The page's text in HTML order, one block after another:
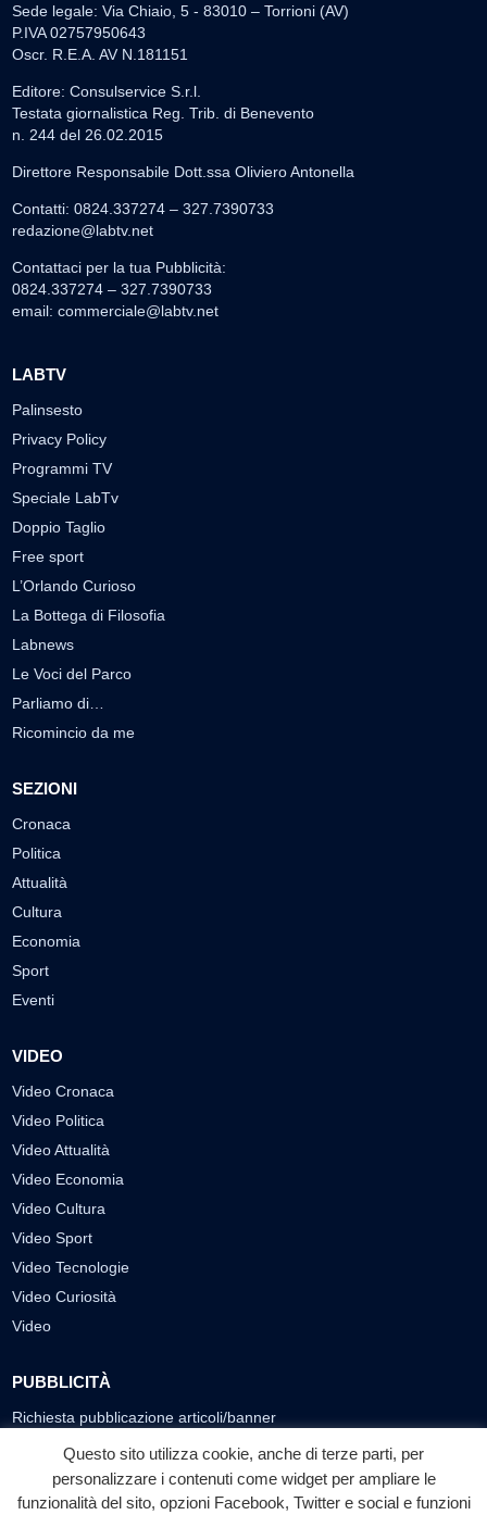
Sede legale: Via Chiaio, 5 - 83010 – Torrioni (AV)
P.IVA 02757950643
Oscr. R.E.A. AV N.181151
Editore: Consulservice S.r.l.
Testata giornalistica Reg. Trib. di Benevento
n. 244 del 26.02.2015
Direttore Responsabile Dott.ssa Oliviero Antonella
Contatti: 0824.337274 – 327.7390733
redazione@labtv.net
Contattaci per la tua Pubblicità:
0824.337274 – 327.7390733
email: commerciale@labtv.net
LABTV
Palinsesto
Privacy Policy
Programmi TV
Speciale LabTv
Doppio Taglio
Free sport
L’Orlando Curioso
La Bottega di Filosofia
Labnews
Le Voci del Parco
Parliamo di…
Ricomincio da me
SEZIONI
Cronaca
Politica
Attualità
Cultura
Economia
Sport
Eventi
VIDEO
Video Cronaca
Video Politica
Video Attualità
Video Economia
Video Cultura
Video Sport
Video Tecnologie
Video Curiosità
Video
PUBBLICITÀ
Richiesta pubblicazione articoli/banner
SEGUICI SUI SOCIAL
f ◎ ▶
Questo sito utilizza cookie, anche di terze parti, per
personalizzare i contenuti come widget per ampliare le
funzionalità del sito, opzioni Facebook, Twitter e social e funzioni